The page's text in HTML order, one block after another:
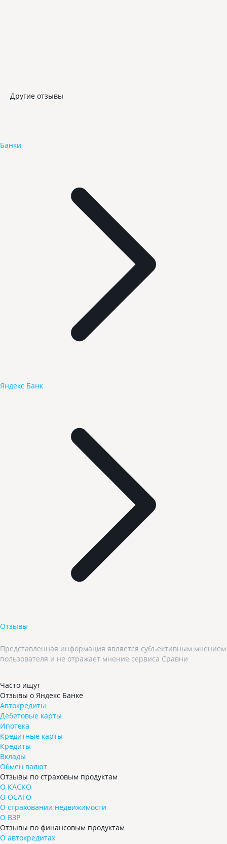
Другие отзывы
Банки
Яндекс Банк
Отзывы
Представленная информация является субъективным мнением
пользователя и не отражает мнение сервиса Сравни
Часто ищут
Отзывы о Яндекс Банке
Автокредиты
Дебетовые карты
Ипотека
Кредитные карты
Кредиты
Вклады
Обмен валют
Отзывы по страховым продуктам
О КАСКО
О ОСАГО
О страховании недвижимости
О ВЗР
Отзывы по финансовым продуктам
О автокредитах